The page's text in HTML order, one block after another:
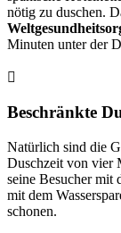
nötig zu duschen.
Minuten unter der
Beschränkte
Natürlich sind die
Duschzeit von vier
seine Besucher mit
mit dem
schonen.